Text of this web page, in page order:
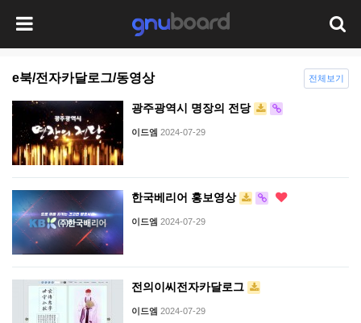
e북/전자카달로그/동영상
광주광역시 명장의 전당
이드엠 2024-07-29
한국베리어 홍보영상
이드엠 2024-07-29
전의이씨전자카달로그
이드엠 2024-07-29
전체보기